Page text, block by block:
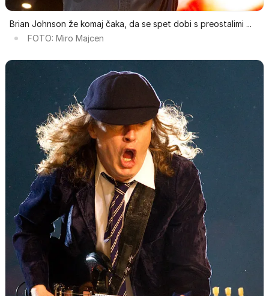
Brian Johnson že komaj čaka, da se spet dobi s preostalimi ...
FOTO: Miro Majcen